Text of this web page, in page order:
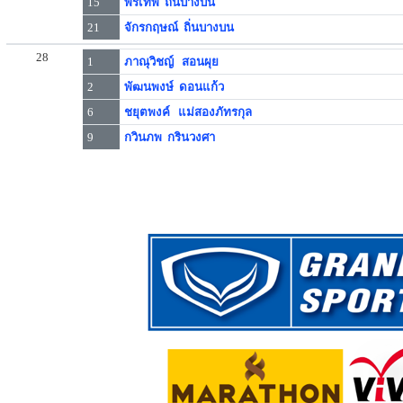
21
จักรกฤษณ์ ถิ่นบางบน
28 1
ภาณุวิชญ์ สอนผุย
2
พัฒนพงษ์ ดอนแก้ว
6
ชยุตพงค์ แม่สองภัทรกุล
9
กวินภพ กรินวงศา